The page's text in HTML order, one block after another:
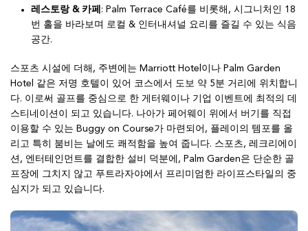
레스토랑 & 카페 : Palm Terrace Café를 비롯해, 시그니처인 18
번 홀을 바라보며 로컬 & 인터내셔널 요리를 즐길 수 있는 식음
공간.
스포츠 시설에 더해, 주변에는 Marriott Hotel이나 Palm Garden
Hotel 같은 저명 호텔이 있어 코스에서 도보 약 5분 거리에 위치합니
다. 이로써 골프를 중심으로 한 게터웨이나 기업 이벤트에 최적의 데
스티네이션이 되고 있습니다. 나아가 페어웨이 위에서 버기를 직접
이용할 수 있는 Buggy on Course가 마련되어, 플레이의 템포를 올
리고 특히 붐비는 날에도 쾌적함을 높여 줍니다. 스포츠, 레크리에이
션, 엔터테인먼트를 결합한 설비 덕분에, Palm Garden은 단순한 골
프장에 그치지 않고 푸트라자야에서 프리미엄한 라이프스타일의 중
심지가 되고 있습니다.